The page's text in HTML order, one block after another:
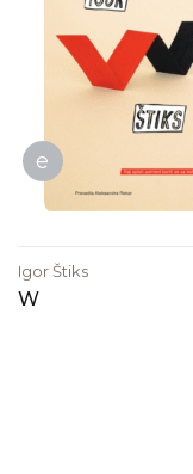
e
Igor Štiks
W